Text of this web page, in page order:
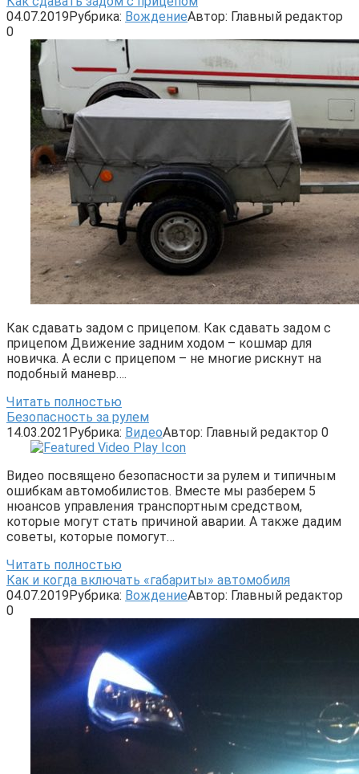
04.07.2019Рубрика: ВождениеАвтор: Главный редактор
0
Как сдавать задом с прицепом. Как сдавать задом с
прицепом Движение задним ходом – кошмар для
новичка. А если с прицепом – не многие рискнут на
подобный маневр….
Читать полностью
Безопасность за рулем
14.03.2021Рубрика: ВидеоАвтор: Главный редактор 0
Видео посвящено безопасности за рулем и типичным
ошибкам автомобилистов. Вместе мы разберем 5
нюансов управления транспортным средством,
которые могут стать причиной аварии. А также дадим
советы, которые помогут…
Читать полностью
Как и когда включать «габариты» автомобиля
04.07.2019Рубрика: ВождениеАвтор: Главный редактор
0